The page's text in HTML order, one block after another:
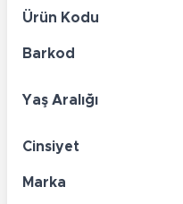
Ürün Kodu
Barkod
Yaş Aralığı
Cinsiyet
Marka